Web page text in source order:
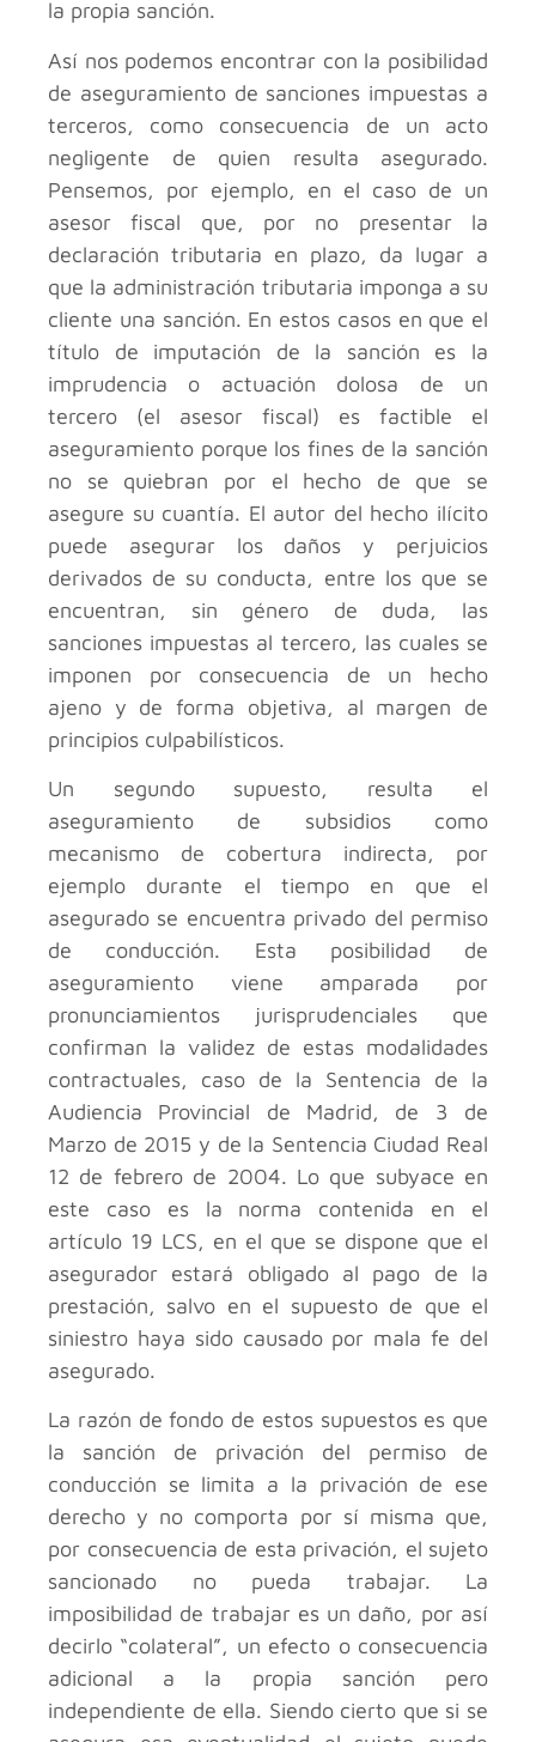
la propia sanción.
Así nos podemos encontrar con la posibilidad
de aseguramiento de sanciones impuestas a
terceros, como consecuencia de un acto
negligente de quien resulta asegurado.
Pensemos, por ejemplo, en el caso de un
asesor fiscal que, por no presentar la
declaración tributaria en plazo, da lugar a
que la administración tributaria imponga a su
cliente una sanción. En estos casos en que el
título de imputación de la sanción es la
imprudencia o actuación dolosa de un
tercero (el asesor fiscal) es factible el
aseguramiento porque los fines de la sanción
no se quiebran por el hecho de que se
asegure su cuantía. El autor del hecho ilícito
puede asegurar los daños y perjuicios
derivados de su conducta, entre los que se
encuentran, sin género de duda, las
sanciones impuestas al tercero, las cuales se
imponen por consecuencia de un hecho
ajeno y de forma objetiva, al margen de
principios culpabilísticos.
Un segundo supuesto, resulta el
aseguramiento de subsidios como
mecanismo de cobertura indirecta, por
ejemplo durante el tiempo en que el
asegurado se encuentra privado del permiso
de conducción. Esta posibilidad de
aseguramiento viene amparada por
pronunciamientos jurisprudenciales que
confirman la validez de estas modalidades
contractuales, caso de la Sentencia de la
Audiencia Provincial de Madrid, de 3 de
Marzo de 2015 y de la Sentencia Ciudad Real
12 de febrero de 2004. Lo que subyace en
este caso es la norma contenida en el
artículo 19 LCS, en el que se dispone que el
asegurador estará obligado al pago de la
prestación, salvo en el supuesto de que el
siniestro haya sido causado por mala fe del
asegurado.
La razón de fondo de estos supuestos es que
la sanción de privación del permiso de
conducción se limita a la privación de ese
derecho y no comporta por sí misma que,
por consecuencia de esta privación, el sujeto
sancionado no pueda trabajar. La
imposibilidad de trabajar es un daño, por así
decirlo “colateral”, un efecto o consecuencia
adicional a la propia sanción pero
independiente de ella. Siendo cierto que si se